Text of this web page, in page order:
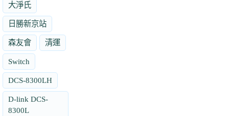
大淨氏
日勝新京站
森友會 清運
Switch
DCS-8300LH
D-link DCS-
8300L